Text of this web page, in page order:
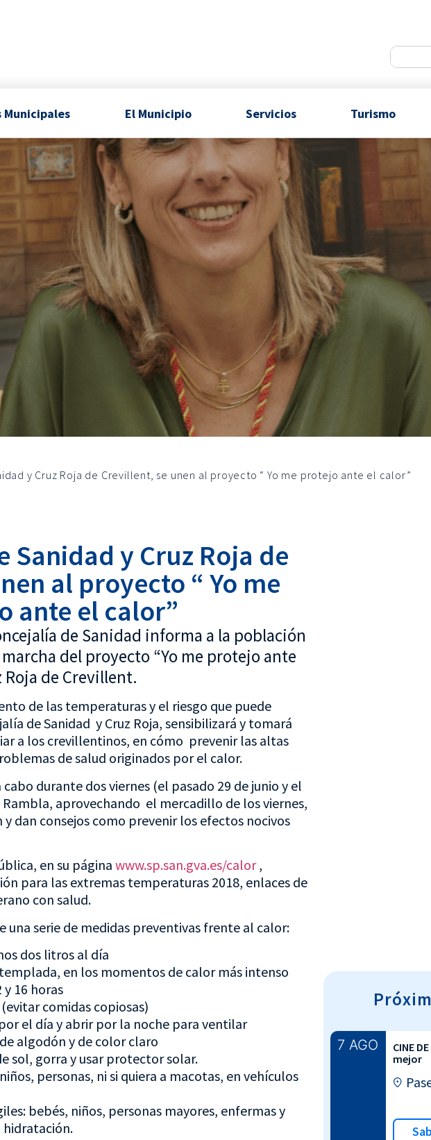
Municipales El Municipio Servicios Turismo
y Cruz Roja de Crevillent, se unen al proyecto “ Yo me protejo ante el calor”
Sanidad y Cruz Roja de
al proyecto “ Yo me
ante el calor”
de Sanidad informa a la población
del proyecto “Yo me protejo ante
de Crevillent.
de las temperaturas y el riesgo que puede
de Sanidad y Cruz Roja, sensibilizará y tomará
a los crevillentinos, en cómo prevenir las altas
de salud originados por el calor.
cabo durante dos viernes (el pasado 29 de junio y el
aprovechando el mercadillo de los viernes,
dan consejos como prevenir los efectos nocivos
en su página www.sp.san.gva.es/calor,
para las extremas temperaturas 2018, enlaces de
con salud.
una serie de medidas preventivas frente al calor:
dos litros al día
en los momentos de calor más intenso
16 horas
comidas copiosas)
el día y abrir por la noche para ventilar
algodón y de color claro
sol, gorra y usar protector solar.
personas, ni si quiera a macotas, en vehículos
bebés, niños, personas mayores, enfermas y
hidratación.
7 AGO
CINE
mejor